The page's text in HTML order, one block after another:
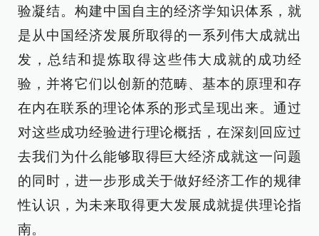
验凝结。构建中国自主的经济学知识体系，就
是从中国经济发展所取得的一系列伟大成就出
发，总结和提炼取得这些伟大成就的成功经
验，并将它们以创新的范畴、基本的原理和存
在内在联系的理论体系的形式呈现出来。通过
对这些成功经验进行理论概括，在深刻回应过
去我们为什么能够取得巨大经济成就这一问题
的同时，进一步形成关于做好经济工作的规律
性认识，为未来取得更大发展成就提供理论指
南。